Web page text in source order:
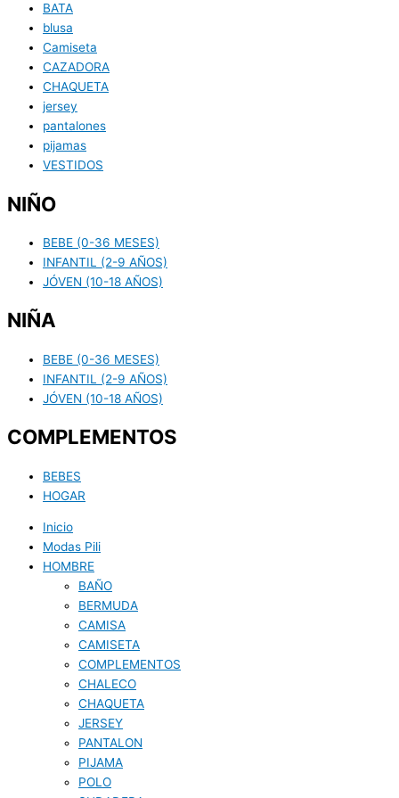
BATA
blusa
Camiseta
CAZADORA
CHAQUETA
jersey
pantalones
pijamas
VESTIDOS
NIÑO
BEBE (0-36 MESES)
INFANTIL (2-9 AÑOS)
JÓVEN (10-18 AÑOS)
NIÑA
BEBE (0-36 MESES)
INFANTIL (2-9 AÑOS)
JÓVEN (10-18 AÑOS)
COMPLEMENTOS
BEBES
HOGAR
Inicio
Modas Pili
HOMBRE
BAÑO
BERMUDA
CAMISA
CAMISETA
COMPLEMENTOS
CHALECO
CHAQUETA
JERSEY
PANTALON
PIJAMA
POLO